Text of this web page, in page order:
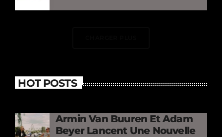
HOT POSTS
Armin Van Buuren Et Adam
Beyer Lancent Une Nouvelle